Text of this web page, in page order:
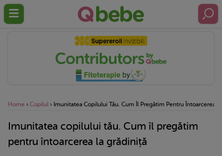
Home › Copilul › Imunitatea Copilului Tău. Cum Îl Pregătim Pentru Întoarcerea
Imunitatea copilului tău. Cum îl pregătim
pentru întoarcerea la grădiniță